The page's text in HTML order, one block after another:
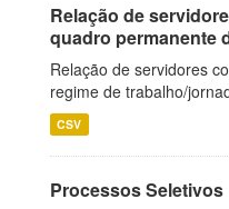
Relação de
quadro permanente
Relação de servidores
regime de trabalho/
CSV
Processos Seletivos